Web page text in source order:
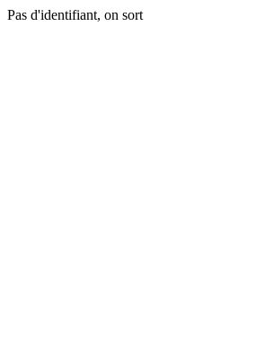
Pas d'identifiant, on sort